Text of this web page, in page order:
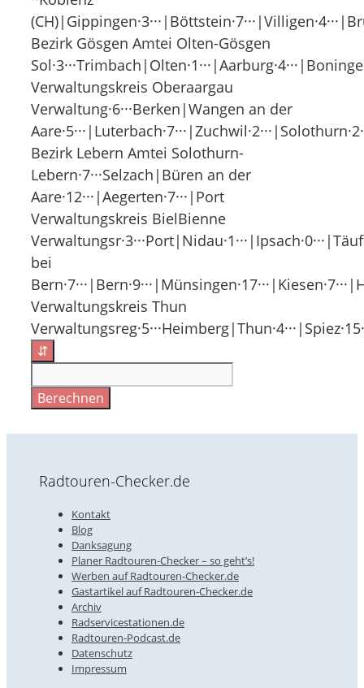
Bezirk Gösgen Amtei Olten-Gösgen
Verwaltungskreis Oberaargau
Verwaltung·6···Berken|Wangen an der
Bezirk Lebern Amtei Solothurn-
Lebern·7···Selzach|Büren an der
Aare·12···|Aegerten·7···|Port
Verwaltungskreis BielBienne
bei
Verwaltungskreis Thun
⇵
Berechnen
Radtouren-Checker.de
Kontakt
Blog
Danksagung
Planer Radtouren-Checker – so geht’s!
Werben auf Radtouren-Checker.de
Gastartikel auf Radtouren-Checker.de
Archiv
Radservicestationen.de
Radtouren-Podcast.de
Datenschutz
Impressum